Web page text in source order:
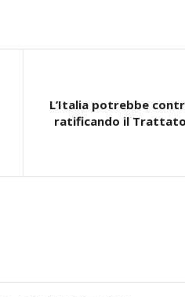
L’Italia potrebbe
ratificando il